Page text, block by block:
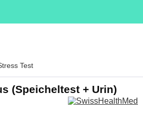
Test
(Speicheltest + Urin)